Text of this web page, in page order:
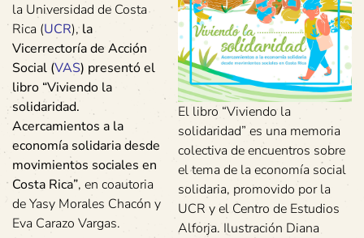
El libro “Viviendo la
solidaridad” es una memoria
colectiva de encuentros sobre
el tema de la economía social
solidaria, promovido por la
UCR y el Centro de Estudios
Alforja. Ilustración Diana
la Universidad de Costa
Rica (UCR),la
Vicerrectoría de Acción
Social (VAS) presentó el
libro “Viviendo la
solidaridad.
Acercamientos a la
economía solidaria desde
movimientos sociales en
Costa Rica”, en coautoria
de Yasy Morales Chacón y
Eva Carazo Vargas.